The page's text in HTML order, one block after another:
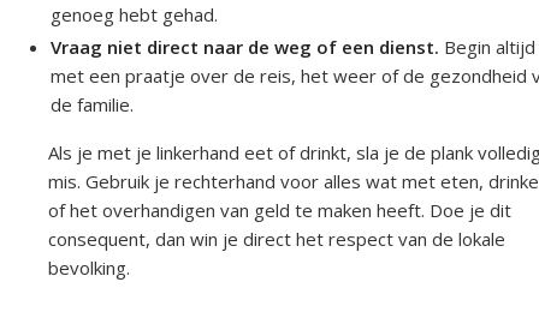
genoeg hebt gehad.
Vraag niet direct naar de weg of een dienst. Begin altijd
met een praatje over de reis, het weer of de gezondheid
de familie.
Als je met je linkerhand eet of drinkt, sla je de plank
mis. Gebruik je rechterhand voor alles wat met eten,
of het overhandigen van geld te maken heeft. Doe je dit
consequent, dan win je direct het respect van de lokale
bevolking.